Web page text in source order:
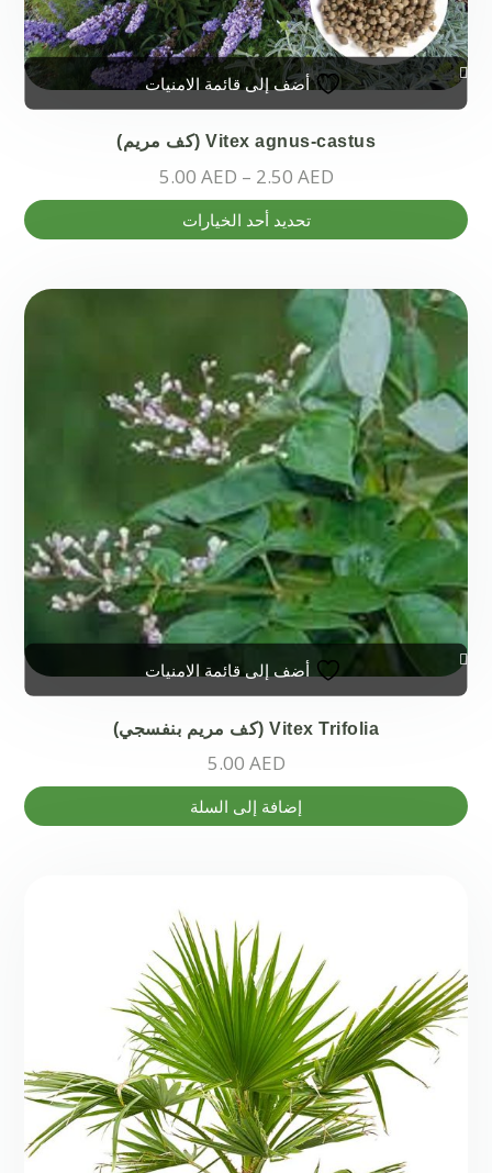
Vitex agnus-castus (كف مريم)
2.50 AED
–
5.00 AED
تحديد أحد الخيارات
هناك
العديد
الأشكال
المختلفة
لهذا
المنتج.
يمكن
اختيار
الخيارات
على
صفحة
المنتج
أضف إلى قائمة الامنيات
Vitex Trifolia (كف مريم بنفسجي)
5.00 AED
إضافة إلى السلة
أضف إلى قائمة الامنيات